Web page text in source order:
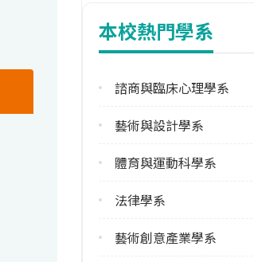
修輔系人數
113學年度上學期
40
雙主修人數
5
113學年度下學期
本校熱門學系
諮商與臨床心理學系
藝術與設計學系
體育與運動科學系
法律學系
藝術創意產業學系